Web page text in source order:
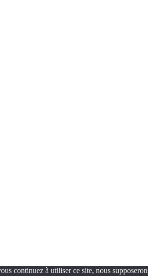
continuez à utiliser ce site, nous